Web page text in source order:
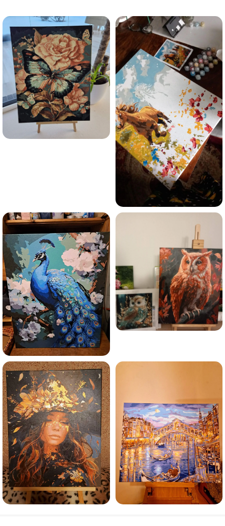
Esmu iepazinies ar GleznoPats.lv privātuma politiku un
piekrītu tai
GleznoPats.lvPrivātuma politika
SAŅEMT -10%